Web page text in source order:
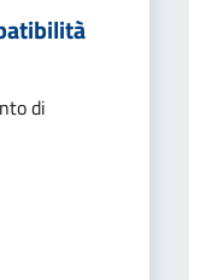
di